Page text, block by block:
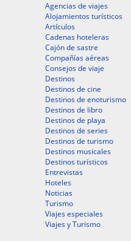
Agencias de viajes
Alojamientos turísticos
Artículos
Cadenas hoteleras
Cajón de sastre
Compañías aéreas
Consejos de viaje
Destinos
Destinos de cine
Destinos de enoturismo
Destinos de libro
Destinos de playa
Destinos de series
Destinos de turismo
Destinos musicales
Destinos turísticos
Entrevistas
Hoteles
Noticias
Turismo
Viajes especiales
Viajes y Turismo